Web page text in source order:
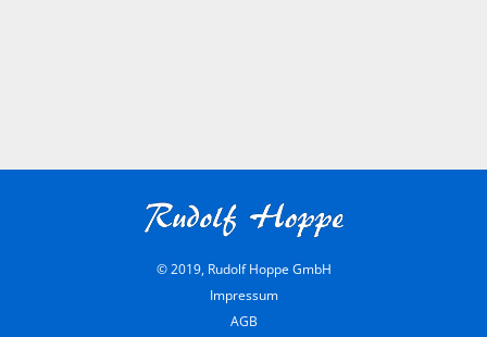
© 2019, Rudolf Hoppe GmbH
Impressum
AGB